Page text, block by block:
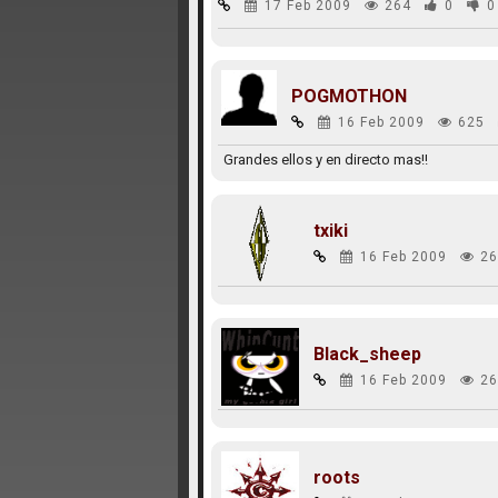
17 Feb 2009 264 0 0
POGMOTHON
16 Feb 2009 625
Grandes ellos y en directo mas!!
txiki
16 Feb 2009
Black_sheep
16 Feb 2009
roots